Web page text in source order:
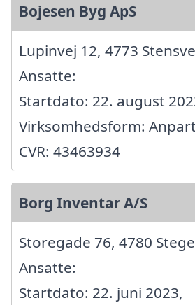
Bojesen Byg ApS
Lupinvej 12, 4773
Ansatte:
Startdato: 22. august
Virksomhedsform:
CVR: 43463934
Borg Inventar A/S
Storegade 76, 4780 Stege
Ansatte:
Startdato: 22. juni 2023,